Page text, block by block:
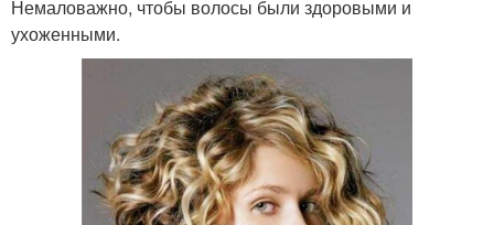
Немаловажно, чтобы волосы были здоровыми и
ухоженными.